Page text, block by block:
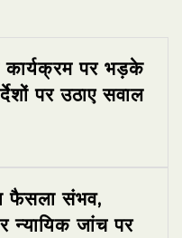
कार्यक्रम पर भड़के
पर उठाए सवाल
फैसला संभव,
न्यायिक जांच पर